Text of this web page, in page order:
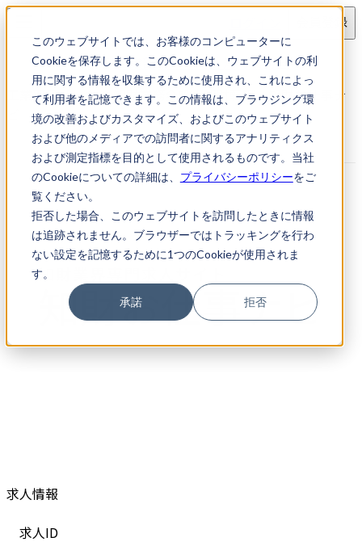
このウェブサイトでは、お客様のコンピューターに
Cookieを保存します。このCookieは、ウェブサイトの利
用に関する情報を収集するために使用され、これによっ
て利用者を記憶できます。この情報は、ブラウジング環
境の改善およびカスタマイズ、およびこのウェブサイト
および他のメディアでの訪問者に関するアナリティクス
および測定指標を目的として使用されるものです。当社
のCookieについての詳細は、 プライバシーポリシーをご
覧ください。
拒否した場合、このウェブサイトを訪問したときに情報
は追跡されません。ブラウザーではトラッキングを行わ
ない設定を記憶するために1つのCookieが使用されま
す。
承諾 拒否
会員登録
求人検索 工業部品メーカー 知財業務全般
工業部品メーカー 知財業務全般｜知財転職・知財お仕事ナ
求人情報
求人ID